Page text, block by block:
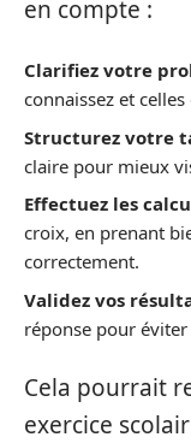
en compte :
Clarifiez votre
connaissez et
Structurez votre
claire pour mieux
Effectuez les
croix, en prenant
correctement.
Validez vos
réponse pour
Cela pourrait
exercice